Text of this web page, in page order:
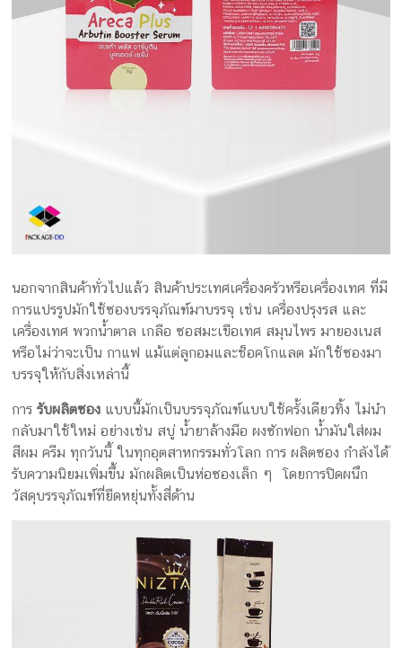
เครื่อง
กล่อง
สบู่
กล่อง
อาหาร
เสริม
โรงงาน
ผลิต
กล่อง
บรรจุ
ภัณฑ์
นอกจากสินค้าทั่วไปแล้ว สินค้าประเทศเครื่องครัวหรือเครื่องเทศ ที่มี
การแปรรูปมักใช้ซองบรรจุภัณฑ์มาบรรจุ เช่น เครื่องปรุงรส และ
เครื่องเทศ พวกน้ำตาล เกลือ ซอสมะเขือเทศ สมุนไพร มายองเนส
หรือไม่ว่าจะเป็น กาแฟ แม้แต่ลูกอมและช็อคโกแลต มักใช้ซองมา
บรรจุให้กับสิ่งเหล่านี้
การรับผลิตซอง แบบนี้มักเป็นบรรจุภัณฑ์แบบใช้ครั้งเดียวทิ้ง ไม่นำ
กลับมาใช้ใหม่ อย่างเช่น สบู่ น้ำยาล้างมือ ผงซักฟอก น้ำมันใส่ผม
สีผม ครีม ทุกวันนี้ ในทุกอุตสาหกรรมทั่วโลก การ ผลิตซอง กำลังได้
รับความนิยมเพิ่มขึ้น มักผลิตเป็นห่อซองเล็ก ๆ โดยการปิดผนึก
วัสดุบรรจุภัณฑ์ที่ยืดหยุ่นทั้งสี่ด้าน